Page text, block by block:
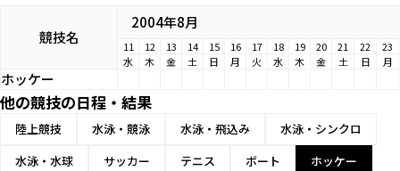
競技名
2004年8月
11 12 13 14 15 16 17 18 19 20 21 22
23
水
木 金 土 日 月 火 水 木 金 土 日 月
ホッケー
他の競技の日程・結果
陸上競技 水泳・競泳 水泳・飛込み
水泳・シンクロ
水泳・水球
サッカー テニス ボート
ホッケー